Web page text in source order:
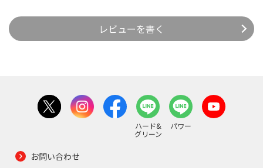
レビューを書く
ハード&
グリーン
パワー
お問い合わせ